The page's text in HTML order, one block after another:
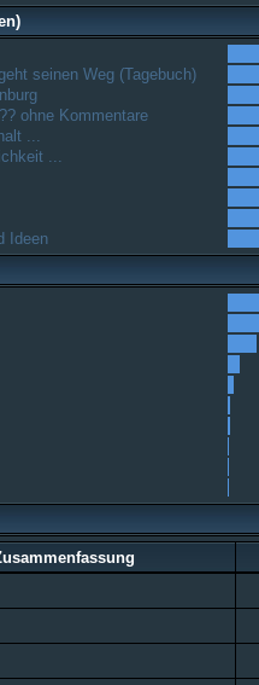
seinen Weg (Tagebuch)
ohne Kommentare
...
...
Ideen